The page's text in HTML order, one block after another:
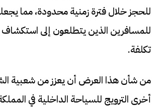
للحجز خلال فترة زمنية محدودة، مما
للمسافرين الذين يتطلعون إلى استكشاف
تكلفة.
من شأن هذا العرض أن يعزز من شعبية
أخرى الترويج للسياحة الداخلية في